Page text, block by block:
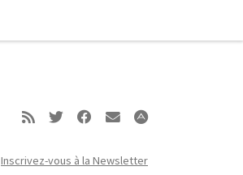
Inscrivez-vous à la Newsletter